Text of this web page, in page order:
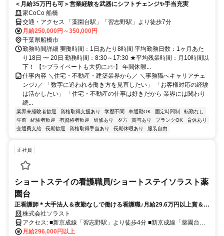
＜月給35万円も可＞営業経験を武器にシフトチェンジ✨手当充実
家CoCo 船橋
交通・アクセス 「薬園台駅」「習志野駅」より徒歩7分
月給250,000円～350,000円
千葉県船橋市
勤務時間詳細 実働時間：1日あたり8時間 平均勤務日数：1ヶ月あた
り18日 〜 20日 勤務時間：8:30～17:30 ★平均残業時間：月10時間以
下！ 【✨プライベートも大切に♪✨】 年間休暇...
仕事内容 ＼住宅・不動産・建築業界から／ ＼事務職へキャリアチェ
ンジ♪／ 「数字に追われる働き方を見直したい」 「お客様対応の経験
は活かしたい」 「住宅・不動産の仕事は好きだから 業界には関わり
続...
業界未経験者歓迎 資格取得支援あり 学歴不問 車通勤OK 固定時間制
転勤なし
午前
経験者歓迎 有資格者歓迎 研修あり 夕方 賞与あり ブランクOK
育休あり
交通費支給
長期歓迎 資格取得手当あり 長期休暇あり 服装自由
正社員
ショートステイの看護職員/ショートステイソラスト薬
園台
正看護師＊大手法人＆夜勤なしで働ける看護職♪月給29.6万円以上賞＆与
年2回＊手厚い福利厚生で安心の長期キャリアを実現◎
株式会社ソラスト
アクセス: ■新京成線「習志野駅」より徒歩4分 ■新京成線「薬園台
駅」より徒歩5分 ■新京成線「北習志野駅」より徒歩13分
月給296,000円以上